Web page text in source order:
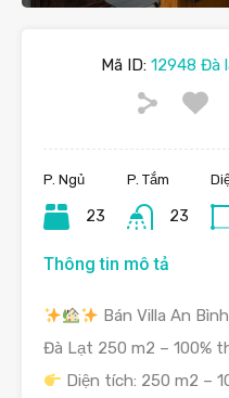
Mã ID:12948 Đà
P. Ngủ
23
P. Tắm
23
Thông tin mô tả
Bán Villa An
Đà Lạt 250 m2 – 100%
Diện tích: 250 m2 –